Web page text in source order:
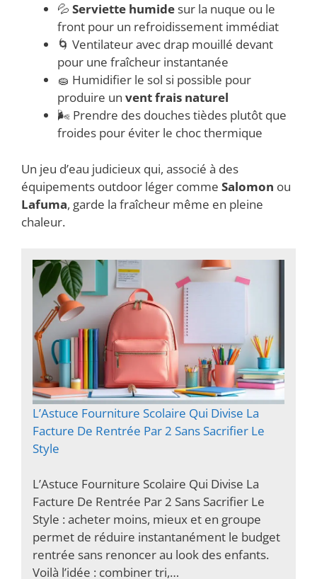
💦 Serviette humide sur la nuque ou le
front pour un refroidissement immédiat
🌀 Ventilateur avec drap mouillé devant
pour une fraîcheur instantanée
🧽 Humidifier le sol si possible pour
produire un vent frais naturel
🌬 Prendre des douches tièdes plutôt que
froides pour éviter le choc thermique
Un jeu d’eau judicieux qui, associé à des
équipements outdoor léger comme Salomon ou
Lafuma, garde la fraîcheur même en pleine
chaleur.
L’Astuce Fourniture Scolaire Qui Divise La
Facture De Rentrée Par 2 Sans Sacrifier Le
Style
L’Astuce Fourniture Scolaire Qui Divise La
Facture De Rentrée Par 2 Sans Sacrifier Le
Style : acheter moins, mieux et en groupe
permet de réduire instantanément le budget
rentrée sans renoncer au look des enfants.
Voilà l’idée : combiner tri,…